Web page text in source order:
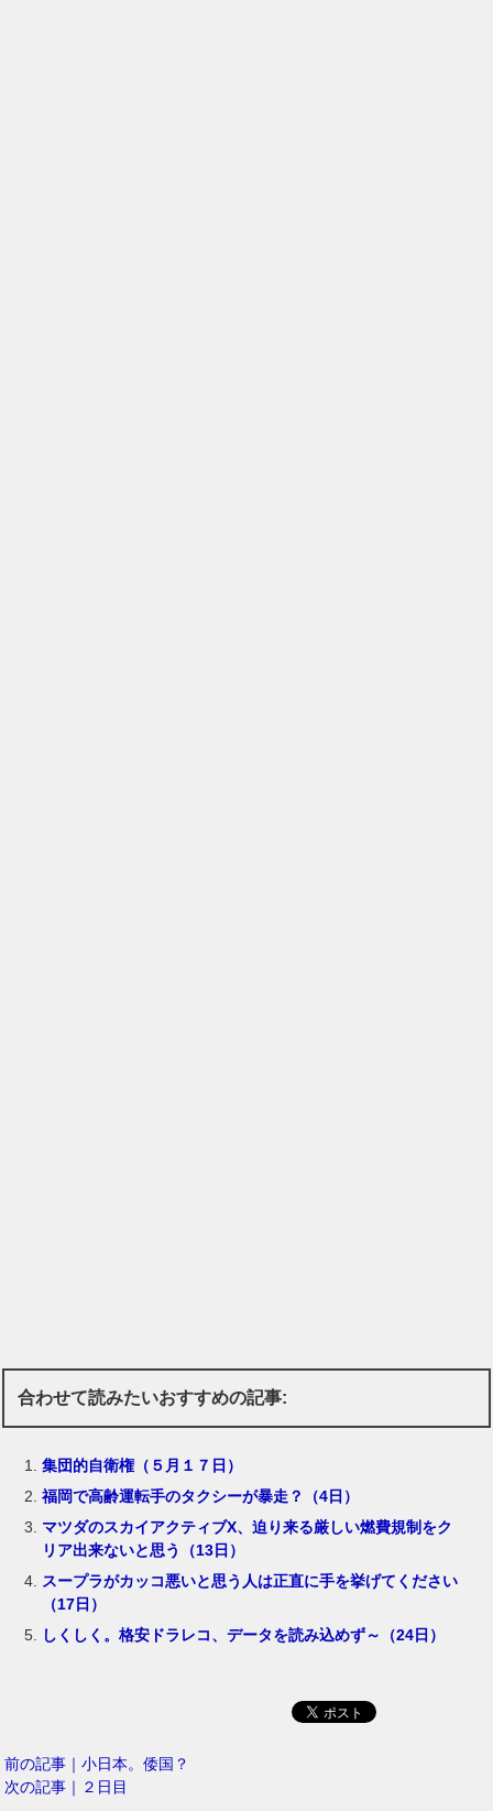
合わせて読みたいおすすめの記事:
集団的自衛権（５月１７日）
福岡で高齢運転手のタクシーが暴走？（4日）
マツダのスカイアクティブX、迫り来る厳しい燃費規制をク
リア出来ないと思う（13日）
スープラがカッコ悪いと思う人は正直に手を挙げてください
（17日）
しくしく。格安ドラレコ、データを読み込めず～（24日）
前の記事｜小日本。倭国？
次の記事｜２日目